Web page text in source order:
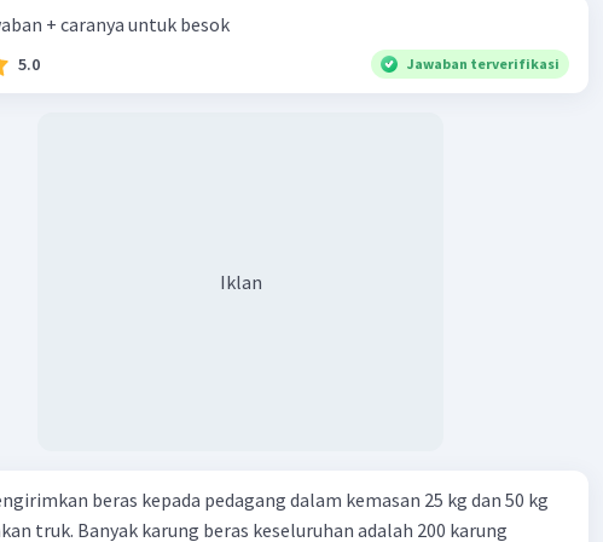
(-8 ± √100) / 6
(-8 ± 10) / 6
Beri Rating Balas
+ caranya untuk besok
5.0 Jawaban terverifikasi
Iklan
beras kepada pedagang dalam kemasan 25 kg dan 50 kg
truk. Banyak karung beras keseluruhan adalah 200 karung